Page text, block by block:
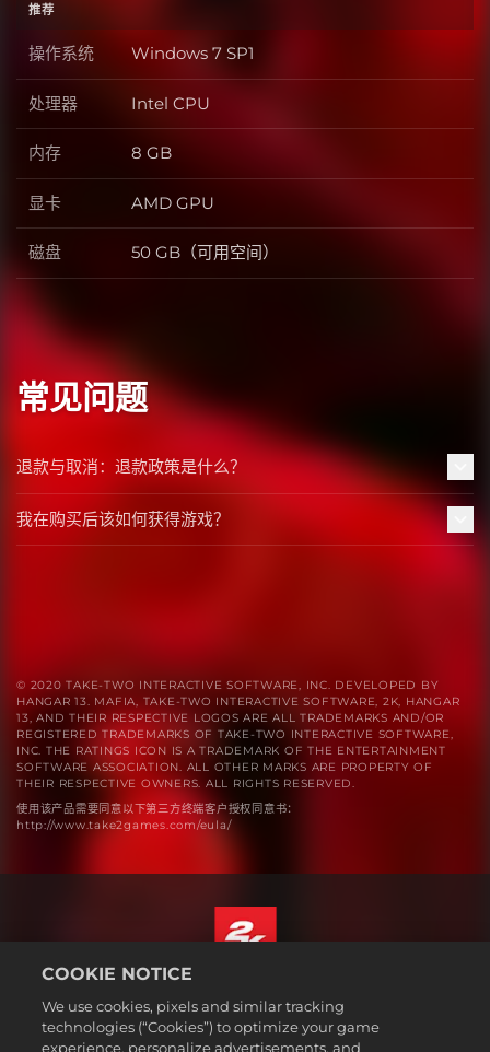
推荐
操作系统 操作系统
Windows 7 SP1
处理器 处理器
Intel CPU
内存 内存
8 GB
显卡 显卡
AMD GPU
磁盘 磁盘
50 GB（可用空间）
常见问题
退款与取消：退款政策是什么？
我在购买后该如何获得游戏？
© 2020 TAKE-TWO INTERACTIVE SOFTWARE, INC. DEVELOPED BY
HANGAR 13. MAFIA, TAKE-TWO INTERACTIVE SOFTWARE, 2K, HANGAR
13, AND THEIR RESPECTIVE LOGOS ARE ALL TRADEMARKS AND/OR
REGISTERED TRADEMARKS OF TAKE-TWO INTERACTIVE SOFTWARE,
INC. THE RATINGS ICON IS A TRADEMARK OF THE ENTERTAINMENT
SOFTWARE ASSOCIATION. ALL OTHER MARKS ARE PROPERTY OF
THEIR RESPECTIVE OWNERS. ALL RIGHTS RESERVED.
使用该产品需要同意以下第三方终端客户授权同意书：
http://www.take2games.com/eula/
法规
简体中文
COOKIE NOTICE
We use cookies, pixels and similar tracking
technologies (“Cookies”) to optimize your game
experience, personalize advertisements, and